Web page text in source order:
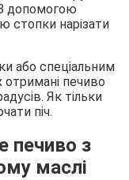
допомогою
стопки нарізати
або спеціальним
отримані печиво
Як тільки
піч.
печиво з
маслі